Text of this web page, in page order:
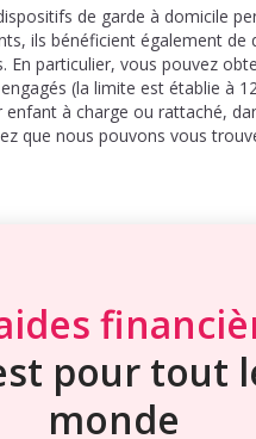
de garde à domicile
ils bénéficient également de
En particulier, vous pouvez
(la limite est établie à
enfant à charge ou rattaché,
que nous pouvons vous
pour tout
monde